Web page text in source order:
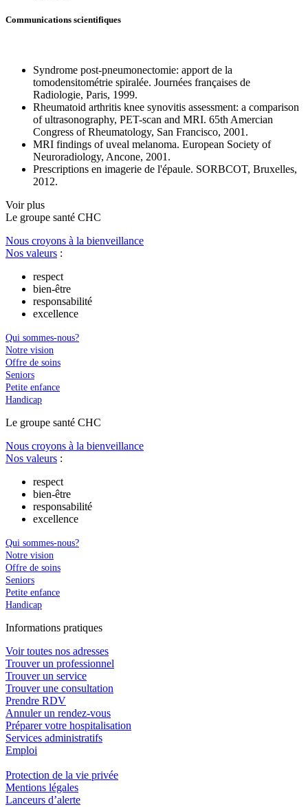
Communications scientifiques
Syndrome post-pneumonectomie: apport de la
tomodensitométrie spiralée. Journées françaises de
Radiologie, Paris, 1999.
Rheumatoid arthritis knee synovitis assessment: a comparison
of ultrasonography, PET-scan and MRI. 65th Amercian
Congress of Rheumatology, San Francisco, 2001.
MRI findings of uveal melanoma. European Society of
Neuroradiology, Ancone, 2001.
Prescriptions en imagerie de l'épaule. SORBCOT, Bruxelles,
2012.
Voir plus
Le groupe santé CHC
Nous croyons à la bienveillance
Nos valeurs :
respect
bien-être
responsabilité
excellence
Qui sommes-nous?
Notre vision
Offre de soins
Seniors
Petite enfance
Handicap
Le groupe santé CHC
Nous croyons à la bienveillance
Nos valeurs :
respect
bien-être
responsabilité
excellence
Qui sommes-nous?
Notre vision
Offre de soins
Seniors
Petite enfance
Handicap
Informations pratiques
Voir toutes nos adresses
Trouver un professionnel
Trouver un service
Trouver une consultation
Prendre RDV
Annuler un rendez-vous
Préparer votre hospitalisation
Services administratifs
Emploi​
Protection de la vie privée
Mentions légales
Lanceurs d’alerte